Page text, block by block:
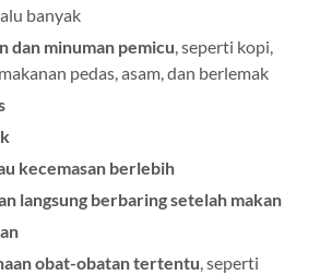
banyak
dan minuman pemicu , seperti kopi,
pedas, asam, dan berlemak
kecemasan berlebih
langsung berbaring setelah makan
obat-obatan tertentu , seperti